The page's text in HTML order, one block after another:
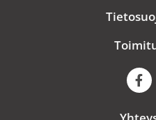
F
a
c